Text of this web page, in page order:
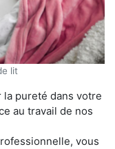
lit
pureté dans votre
au travail de nos
vous